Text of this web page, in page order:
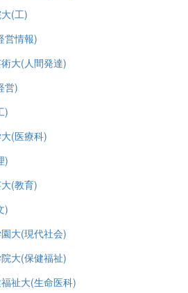
(工)
営情報)
大(人間発達)
営)
)
(医療科)
)
(教育)
)
大(現代社会)
大(保健福祉)
祉大(生命医科)